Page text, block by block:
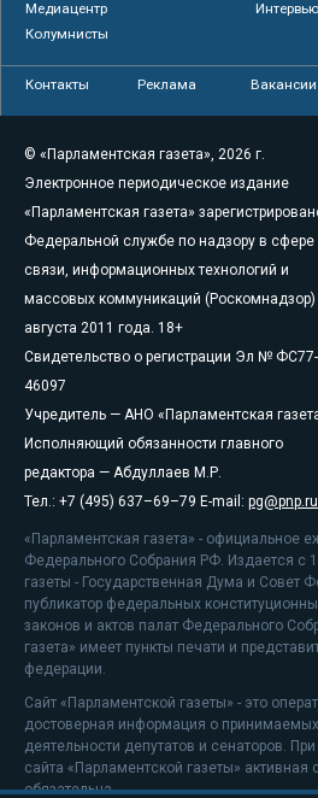
Медиацентр
Интервью
Колумнисты
Контакты Реклама Вакансии
© «Парламентская газета», 2026 г.
Электронное периодическое издание
«Парламентская газета»
Федеральной службе по надзору в сфере
связи, информационных технологий и
массовых коммуникаций (Роскомнадзор)
августа 2011 года. 18+
Свидетельство о регистрации Эл № ФС77-
46097
Учредитель — АНО «Парламентская
Исполняющий обязанности главного
редактора — Абдуллаев М.Р.
Тел.: +7 (495) 637–69–79 E-mail: pg@pnp.ru
«Парламентская газета» - официальное
Федерального Собрания РФ. Издается с
газеты - Государственная Дума и
публикатор федеральных
законов и актов палат Федерального
газета» имеет пункты печати и
федерации.
Сайт «Парламентской газеты» - это
достоверная информация о принимаемых
деятельности депутатов и сенаторов.
сайта «Парламентской газеты» активная
обязательна.